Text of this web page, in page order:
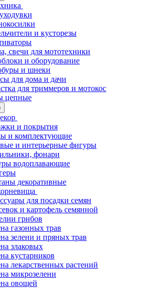
и кусторезы
свечи для мототехники
и оборудование
и шнеки
для дома и дачи
для триммеров и мотокос
цепные
и покрытия
и комплектующие
и интерьерные фигуры
фонари
водоплавающие
декоративные
для посадки семян
и картофель семянной
грибов
газонных трав
зелени и пряных трав
злаковых
кустарников
лекарственных растений
микрозелени
овощей